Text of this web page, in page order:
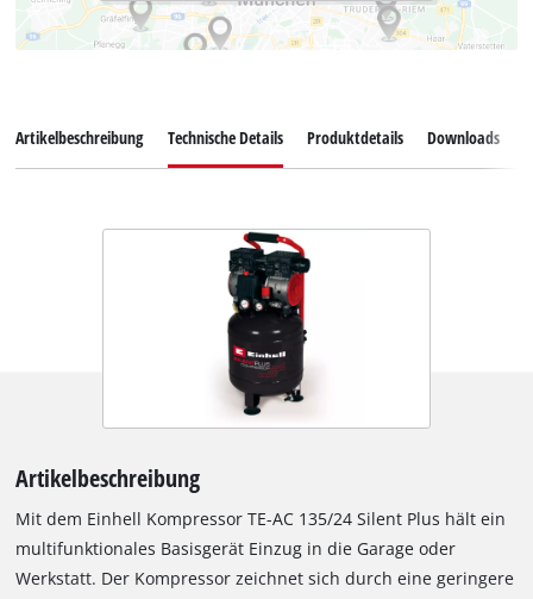
Artikelbeschreibung Technische Details Produktdetails Downloads
Artikelbeschreibung
Mit dem Einhell Kompressor TE-AC 135/24 Silent Plus hält ein
multifunktionales Basisgerät Einzug in die Garage oder
Werkstatt. Der Kompressor zeichnet sich durch eine geringere